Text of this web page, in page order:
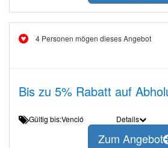
4 Personen mögen dieses Angebot
Bis zu 5% Rabatt auf
Gültig bis:Venció Details
Zum Angebot